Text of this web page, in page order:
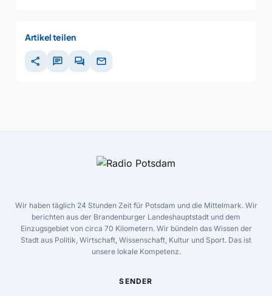
Artikel teilen
share chat forum mail
Wir haben täglich 24 Stunden Zeit für Potsdam und die Mittelmark. Wir
berichten aus der Brandenburger Landeshauptstadt und dem
Einzugsgebiet von circa 70 Kilometern. Wir bündeln das Wissen der
Stadt aus Politik, Wirtschaft, Wissenschaft, Kultur und Sport. Das ist
unsere lokale Kompetenz.
SENDER